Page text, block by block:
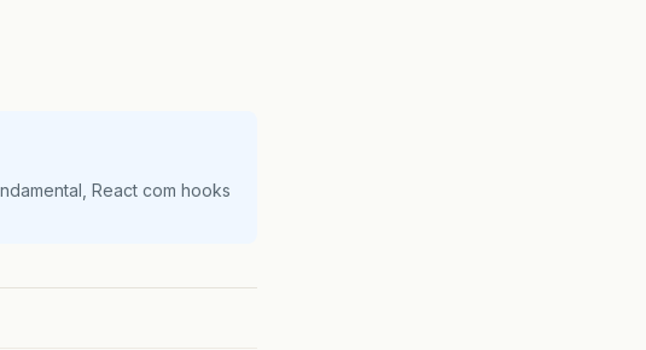
React com hooks